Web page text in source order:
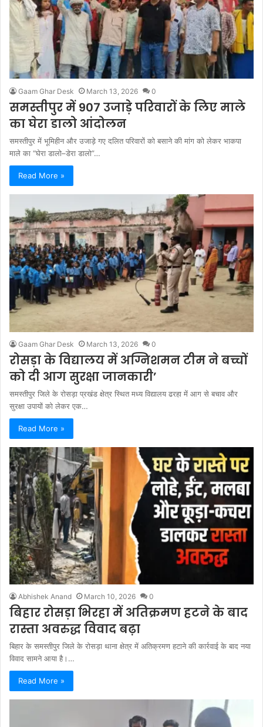
Gaam Ghar Desk March 13, 2026 0
समस्तीपुर में 907 उजाड़े परिवारों के लिए माले
का घेरा डालो आंदोलन
समस्तीपुर में भूमिहीन और उजाड़े गए दलित परिवारों को बसाने की मांग को लेकर भाकपा
माले का “घेरा डालो–डेरा डालो”…
Read More »
Gaam Ghar Desk March 13, 2026 0
रोसड़ा के विद्यालय में अग्निशमन टीम ने बच्चों
को दी आग सुरक्षा जानकारी’
समस्तीपुर जिले के रोसड़ा प्रखंड क्षेत्र स्थित मध्य विद्यालय ढरहा में आग से बचाव और
सुरक्षा उपायों को लेकर एक…
Read More »
Abhishek Anand March 10, 2026 0
बिहार रोसड़ा भिरहा में अतिक्रमण हटने के बाद
रास्ता अवरुद्ध विवाद बढ़ा
बिहार के समस्तीपुर जिले के रोसड़ा थाना क्षेत्र में अतिक्रमण हटाने की कार्रवाई के बाद नया
विवाद सामने आया है।…
Read More »